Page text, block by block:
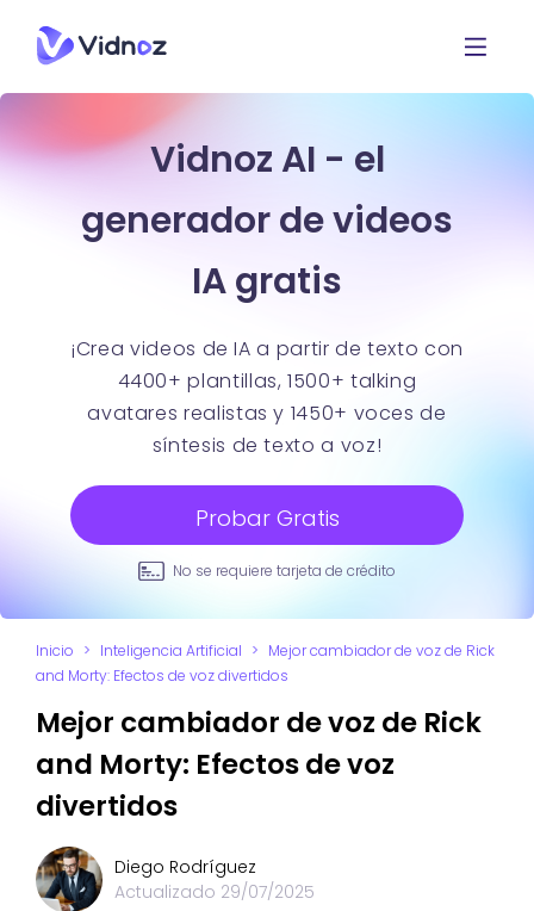
Vidnoz AI - el
generador de videos
IA gratis
¡Crea videos de IA a partir de texto con
4400+ plantillas, 1500+ talking
avatares realistas y 1450+ voces de
síntesis de texto a voz!
Probar Gratis
No se requiere tarjeta de crédito
Inicio > Inteligencia Artificial > Mejor cambiador de voz de Rick
and Morty: Efectos de voz divertidos
Mejor cambiador de voz de Rick
and Morty: Efectos de voz
divertidos
Diego Rodríguez
Actualizado 29/07/2025